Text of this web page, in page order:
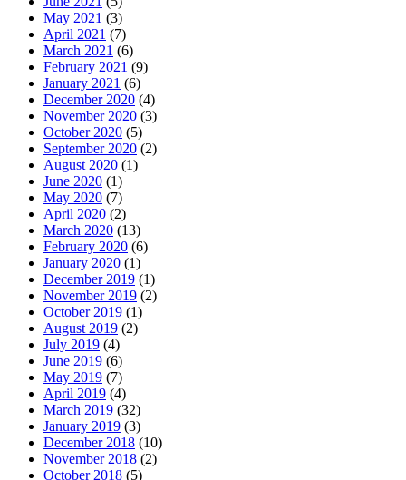
May 2021 (3)
April 2021 (7)
March 2021 (6)
February 2021 (9)
January 2021 (6)
December 2020 (4)
November 2020 (3)
October 2020 (5)
September 2020 (2)
August 2020 (1)
June 2020 (1)
May 2020 (7)
April 2020 (2)
March 2020 (13)
February 2020 (6)
January 2020 (1)
December 2019 (1)
November 2019 (2)
October 2019 (1)
August 2019 (2)
July 2019 (4)
June 2019 (6)
May 2019 (7)
April 2019 (4)
March 2019 (32)
January 2019 (3)
December 2018 (10)
November 2018 (2)
October 2018 (5)